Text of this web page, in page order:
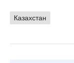
Казахстан